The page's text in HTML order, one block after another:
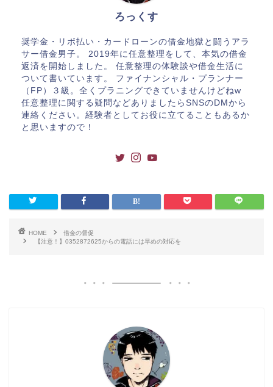
ろっくす
奨学金・リボ払い・カードローンの借金地獄と闘うアラ
サー借金男子。 2019年に任意整理をして、本気の借金
返済を開始しました。 任意整理の体験談や借金生活に
ついて書いています。 ファイナンシャル・プランナー
（FP）３級。全くプラニングできていませんけどねw
任意整理に関する疑問などありましたらSNSのDMから
連絡ください。経験者としてお役に立てることもあるか
と思いますので！
HOME
借金の督促
【注意！】0352872625からの電話には早めの対応を